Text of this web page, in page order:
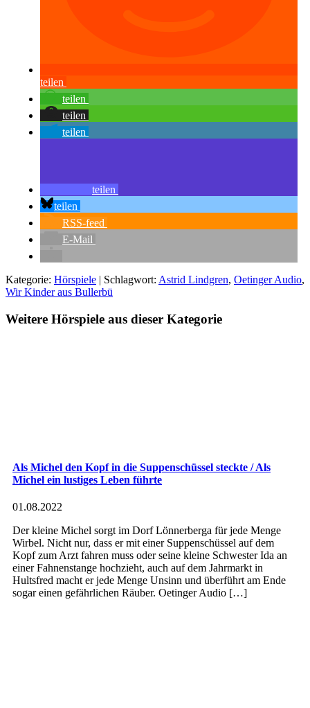
teilen
teilen
teilen
teilen
teilen
teilen
RSS-feed
E-Mail
Kategorie: Hörspiele | Schlagwort: Astrid Lindgren, Oetinger Audio,
Wir Kinder aus Bullerbü
Weitere Hörspiele aus dieser Kategorie
Als Michel den Kopf in die Suppenschüssel steckte / Als
Michel ein lustiges Leben führte
01.08.2022
Der kleine Michel sorgt im Dorf Lönnerberga für jede Menge
Wirbel. Nicht nur, dass er mit einer Suppenschüssel auf dem
Kopf zum Arzt fahren muss oder seine kleine Schwester Ida an
einer Fahnenstange hochzieht, auch auf dem Jahrmarkt in
Hultsfred macht er jede Menge Unsinn und überführt am Ende
sogar einen gefährlichen Räuber. Oetinger Audio […]